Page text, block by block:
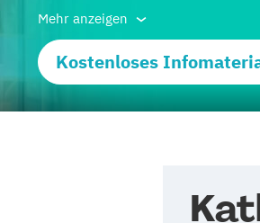
Mehr anzeigen
Kostenloses